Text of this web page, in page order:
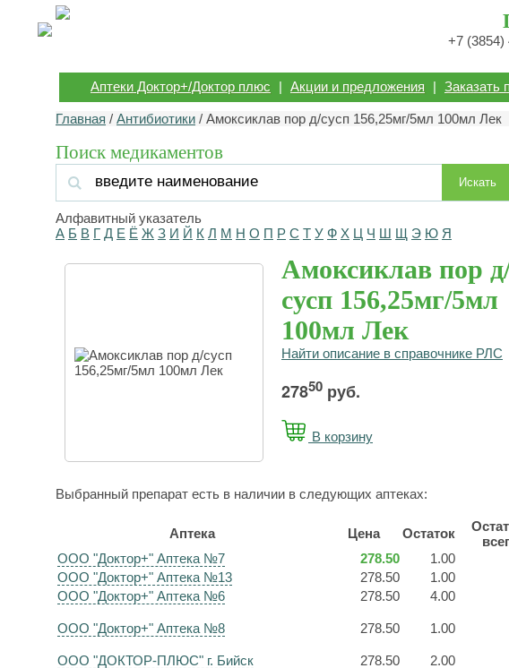
+7 (3854)
Аптеки Доктор+/Доктор плюс | Акции и предложения | Заказать
Главная / Антибиотики / Амоксиклав пор д/сусп 156,25мг/5мл 100мл Лек
Поиск медикаментов
Искать
Алфавитный указатель
А Б В Г Д Е Ё Ж З И Й К Л М Н О П Р С Т У Ф Х Ц Ч Ш Щ Э Ю Я
Амоксиклав пор
сусп 156,25мг/5мл
100мл Лек
Найти описание в справочнике РЛС
27850 руб.
В корзину
Выбранный препарат есть в наличии в следующих аптеках:
Аптека Цена Остаток
ООО "Доктор+" Аптека №7
278.50 1.00
ООО "Доктор+" Аптека №13
278.50 1.00
ООО "Доктор+" Аптека №6
278.50 4.00
ООО "Доктор+" Аптека №8 278.50 1.00
ООО "ДОКТОР-ПЛЮС" г. Бийск
278.50 2.00